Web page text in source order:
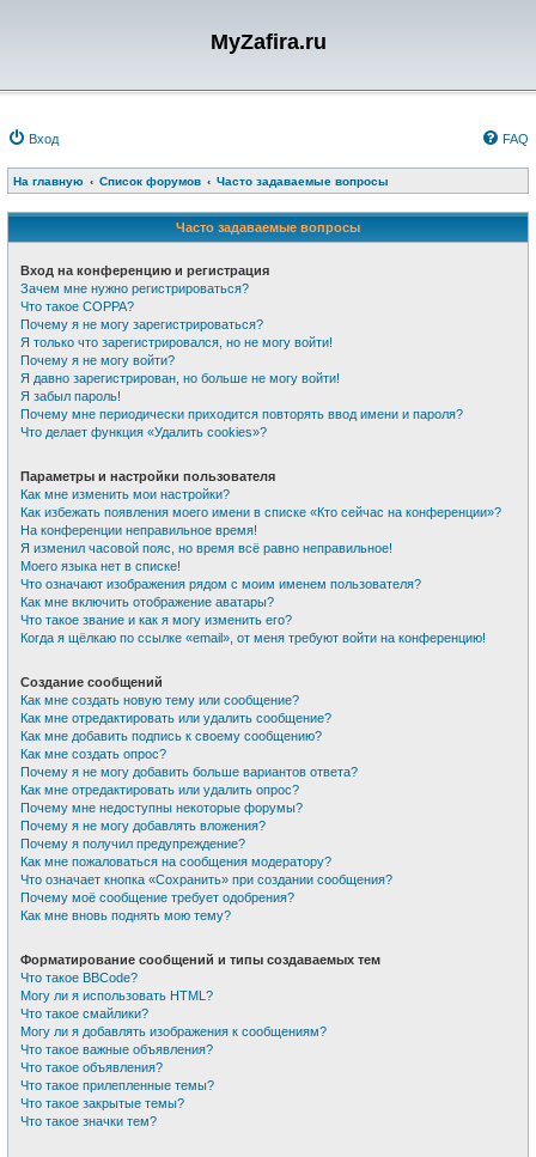
MyZafira.ru
Вход FAQ
На главную Список форумов Часто задаваемые вопросы
Часто задаваемые вопросы
Вход на конференцию и регистрация
Зачем мне нужно регистрироваться?
Что такое COPPA?
Почему я не могу зарегистрироваться?
Я только что зарегистрировался, но не могу войти!
Почему я не могу войти?
Я давно зарегистрирован, но больше не могу войти!
Я забыл пароль!
Почему мне периодически приходится повторять ввод имени и пароля?
Что делает функция «Удалить cookies»?
Параметры и настройки пользователя
Как мне изменить мои настройки?
Как избежать появления моего имени в списке «Кто сейчас на конференции»?
На конференции неправильное время!
Я изменил часовой пояс, но время всё равно неправильное!
Моего языка нет в списке!
Что означают изображения рядом с моим именем пользователя?
Как мне включить отображение аватары?
Что такое звание и как я могу изменить его?
Когда я щёлкаю по ссылке «email», от меня требуют войти на конференцию!
Создание сообщений
Как мне создать новую тему или сообщение?
Как мне отредактировать или удалить сообщение?
Как мне добавить подпись к своему сообщению?
Как мне создать опрос?
Почему я не могу добавить больше вариантов ответа?
Как мне отредактировать или удалить опрос?
Почему мне недоступны некоторые форумы?
Почему я не могу добавлять вложения?
Почему я получил предупреждение?
Как мне пожаловаться на сообщения модератору?
Что означает кнопка «Сохранить» при создании сообщения?
Почему моё сообщение требует одобрения?
Как мне вновь поднять мою тему?
Форматирование сообщений и типы создаваемых тем
Что такое BBCode?
Могу ли я использовать HTML?
Что такое смайлики?
Могу ли я добавлять изображения к сообщениям?
Что такое важные объявления?
Что такое объявления?
Что такое прилепленные темы?
Что такое закрытые темы?
Что такое значки тем?